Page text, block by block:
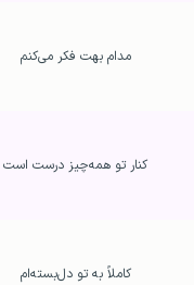
مدام بهت فکر می‌کنم
کنار تو همه‌چیز درست است
کاملاً به تو دل‌بسته‌ام